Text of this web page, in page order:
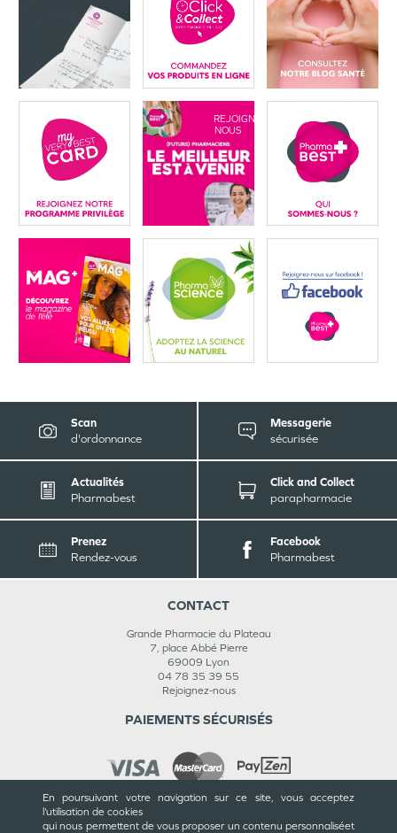
En poursuivant votre navigation sur ce site, vous acceptez
l’utilisation de cookies
qui nous permettent de vous proposer un contenu personnaliséet
REJOIGNEZ-
NOUS
Scan
d'ordonnance
Messagerie
sécurisée
Actualités
Pharmabest
Click and Collect
parapharmacie
Prenez
Rendez-vous
Facebook
Pharmabest
CONTACT
Grande Pharmacie du Plateau
7, place Abbé Pierre
69009 Lyon
04 78 35 39 55
Rejoignez-nous
PAIEMENTS SÉCURISÉS